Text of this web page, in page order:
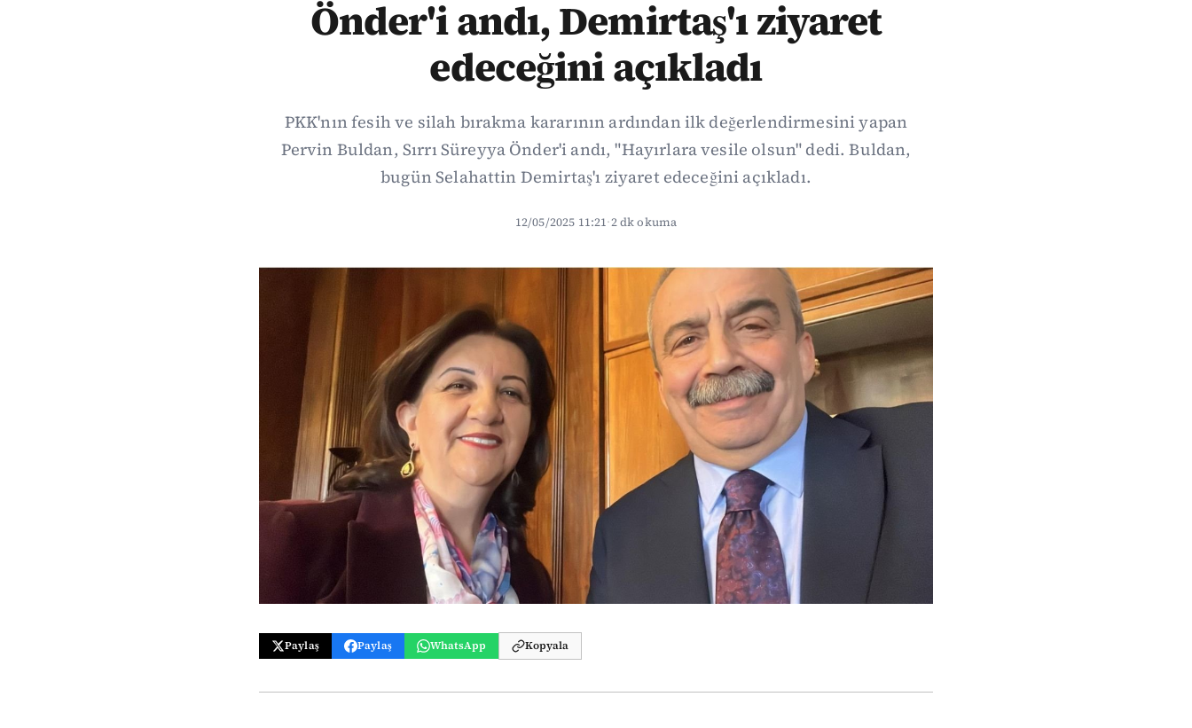
Önder'i andı, Demirtaş'ı ziyaret
edeceğini açıkladı
PKK'nın fesih ve silah bırakma kararının ardından ilk değerlendirmesini yapan
Pervin Buldan, Sırrı Süreyya Önder'i andı, "Hayırlara vesile olsun" dedi. Buldan,
bugün Selahattin Demirtaş'ı ziyaret edeceğini açıkladı.
12/05/2025 11:21·2 dk okuma
Paylaş Paylaş WhatsApp Kopyala